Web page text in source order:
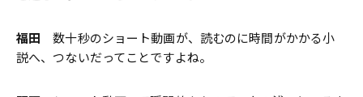
福田 数十秒のショート動画が、読むのに時間がかかる小
説へ、つないだってことですよね。